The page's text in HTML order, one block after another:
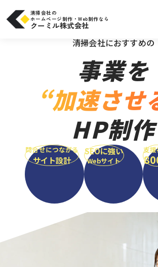
清掃会社の
ホームページ制作・Web制作なら
クーミル株式会社
＼大手・中小問わず実績豊富だか
清掃会社におすすめの
事業を
“加速させ
HP制作
問合せにつながる
サイト設計
SEOに強い
Webサイト
支